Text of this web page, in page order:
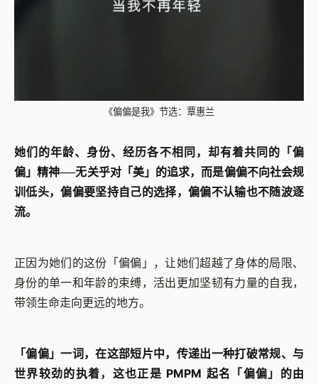
《偏偏是我》节选：覃惠兰
她们的年龄、身份、经历各不相同，却有着共同的「偏
偏」精神──无关乎对「美」的追求，而是偏偏不向社会规
训低头，偏偏要坚持自己的选择，偏偏不认输也不随波逐
流。
正因为她们的这份「偏偏」，让她们超越了身体的局限、
身份的单一和年龄的束缚，活出更加坚韧有力量的自我，
带领生命走向更远的地方。
「偏偏」一词，在这部短片中，传递出一种打破常规、与
世界较劲的执着，这也正是 PMPM 起名「偏偏」的由